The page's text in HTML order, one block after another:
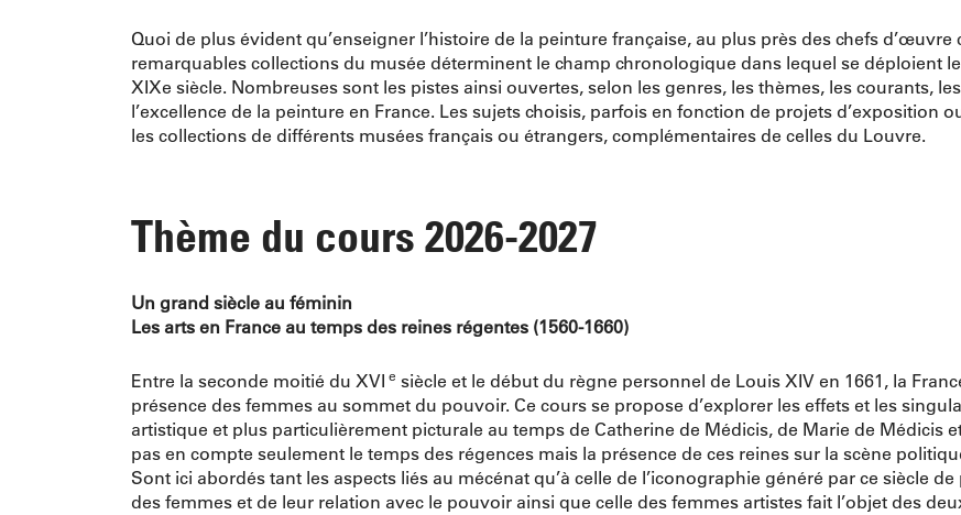
Quoi de plus évident qu’enseigner l’histoire de la peinture française, au plus près des chefs
remarquables collections du musée déterminent le champ chronologique dans lequel se déploient
XIXe siècle. Nombreuses sont les pistes ainsi ouvertes, selon les genres, les thèmes, les courants,
l’excellence de la peinture en France. Les sujets choisis, parfois en fonction de projets d’exposition
les collections de différents musées français ou étrangers, complémentaires de celles du Louvre.
Thème du cours 2026-2027
Un grand siècle au féminin
Les arts en France au temps des reines régentes (1560-1660)
Entre la seconde moitié du XVI e siècle et le début du règne personnel de Louis XIV en 1661, la
présence des femmes au sommet du pouvoir. Ce cours se propose d’explorer les effets et les
artistique et plus particulièrement picturale au temps de Catherine de Médicis, de Marie de Médicis
pas en compte seulement le temps des régences mais la présence de ces reines sur la scène
Sont ici abordés tant les aspects liés au mécénat qu’à celle de l’iconographie généré par ce siècle
des femmes et de leur relation avec le pouvoir ainsi que celle des femmes artistes fait l’objet des